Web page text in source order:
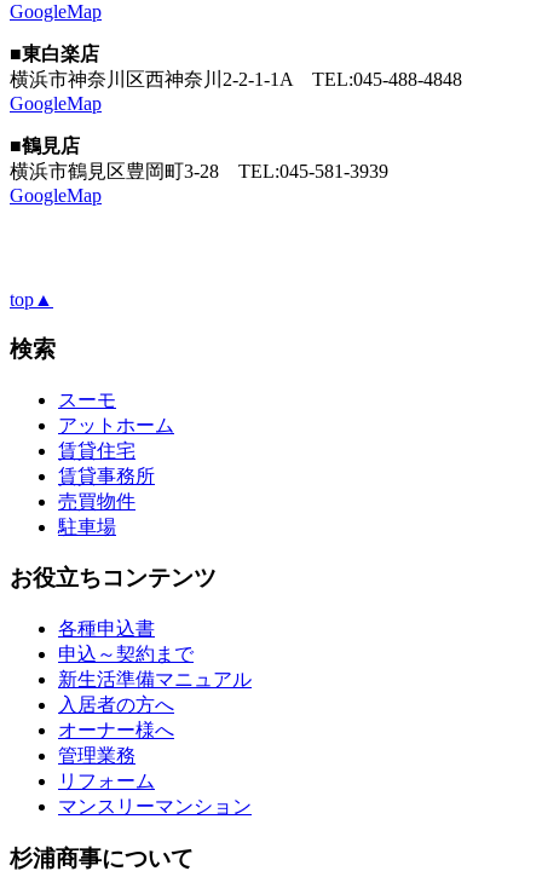
GoogleMap
■東白楽店
横浜市神奈川区西神奈川2-2-1-1A TEL:045-488-4848
GoogleMap
■鶴見店
横浜市鶴見区豊岡町3-28 TEL:045-581-3939
GoogleMap
top▲
検索
スーモ
アットホーム
賃貸住宅
賃貸事務所
売買物件
駐車場
お役立ちコンテンツ
各種申込書
申込～契約まで
新生活準備マニュアル
入居者の方へ
オーナー様へ
管理業務
リフォーム
マンスリーマンション
杉浦商事について